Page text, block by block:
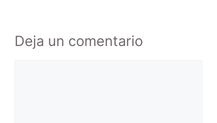
Deja un comentario